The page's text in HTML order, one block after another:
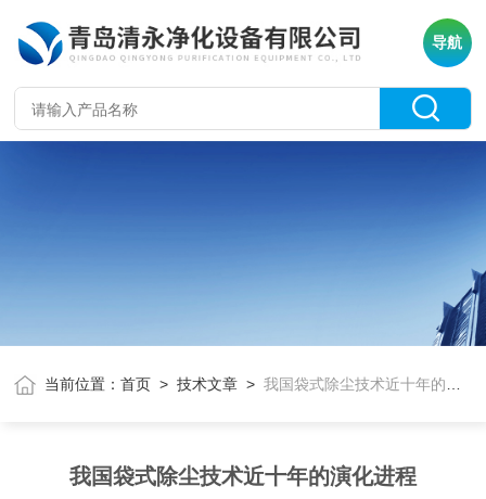
导航
当前位置：首页 >技术文章 >我国袋式除尘技术近十年的演化进程
我国袋式除尘技术近十年的演化进程